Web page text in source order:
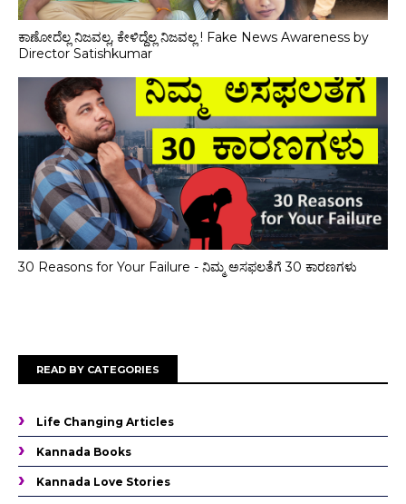
ಕಾಣೋದೆಲ್ಲ ನಿಜವಲ್ಲ, ಕೇಳಿದ್ದೆಲ್ಲ ನಿಜವಲ್ಲ ! Fake News Awareness by
Director Satishkumar
30 Reasons for Your Failure - ನಿಮ್ಮ ಅಸಫಲತೆಗೆ 30 ಕಾರಣಗಳು
READ BY CATEGORIES
Life Changing Articles
Kannada Books
Kannada Love Stories